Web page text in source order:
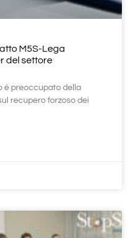
M5S-Lega
del settore
è preoccupato della
recupero forzoso dei